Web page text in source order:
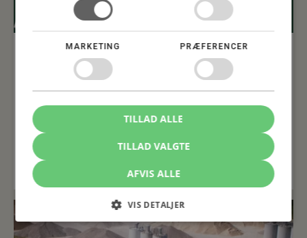
LANDBRUG,KONTRAKTER
Derfor vinder forpagtning frem
17. OKTOBER 2022
Jens Axel Kruchov
MARKETING PRÆFERENCER
TILLAD VALGTE
TILLAD ALLE
AFVIS ALLE
VIS DETALJER